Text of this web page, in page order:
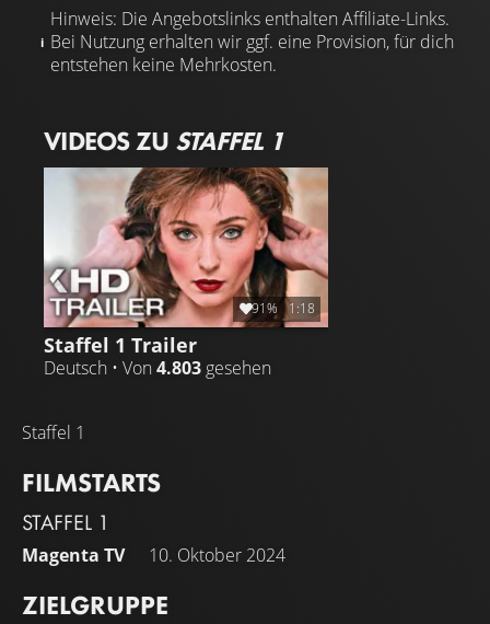
Hinweis: Die Angebotslinks enthalten Affiliate-Links.
Bei Nutzung erhalten wir ggf. eine Provision, für dich
entstehen keine Mehrkosten.
VIDEOS ZU STAFFEL 1
91% 1:18
Staffel 1 Trailer
Deutsch • Von 4.803 gesehen
Staffel 1
FILMSTARTS
STAFFEL 1
Magenta TV 10. Oktober 2024
ZIELGRUPPE